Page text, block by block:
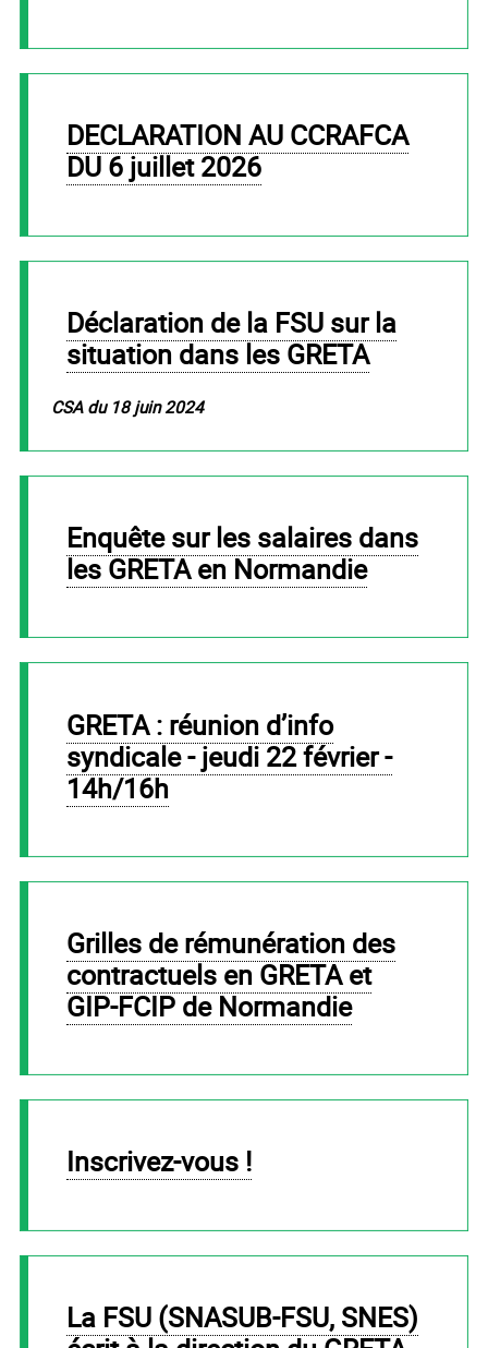
DECLARATION AU CCRAFCA
DU 6 juillet 2026
Déclaration de la FSU sur la
situation dans les GRETA
CSA du 18 juin 2024
Enquête sur les salaires dans
les GRETA en Normandie
GRETA : réunion d’info
syndicale - jeudi 22 février -
14h/16h
Grilles de rémunération des
contractuels en GRETA et
GIP-FCIP de Normandie
Inscrivez-vous !
la FSU (SNASUB-FSU, SNES)